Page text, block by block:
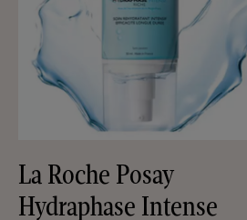
La Roche Posay
Hydraphase Intense